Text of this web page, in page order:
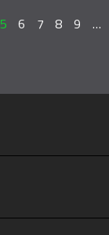
5 6 7 8 9 …